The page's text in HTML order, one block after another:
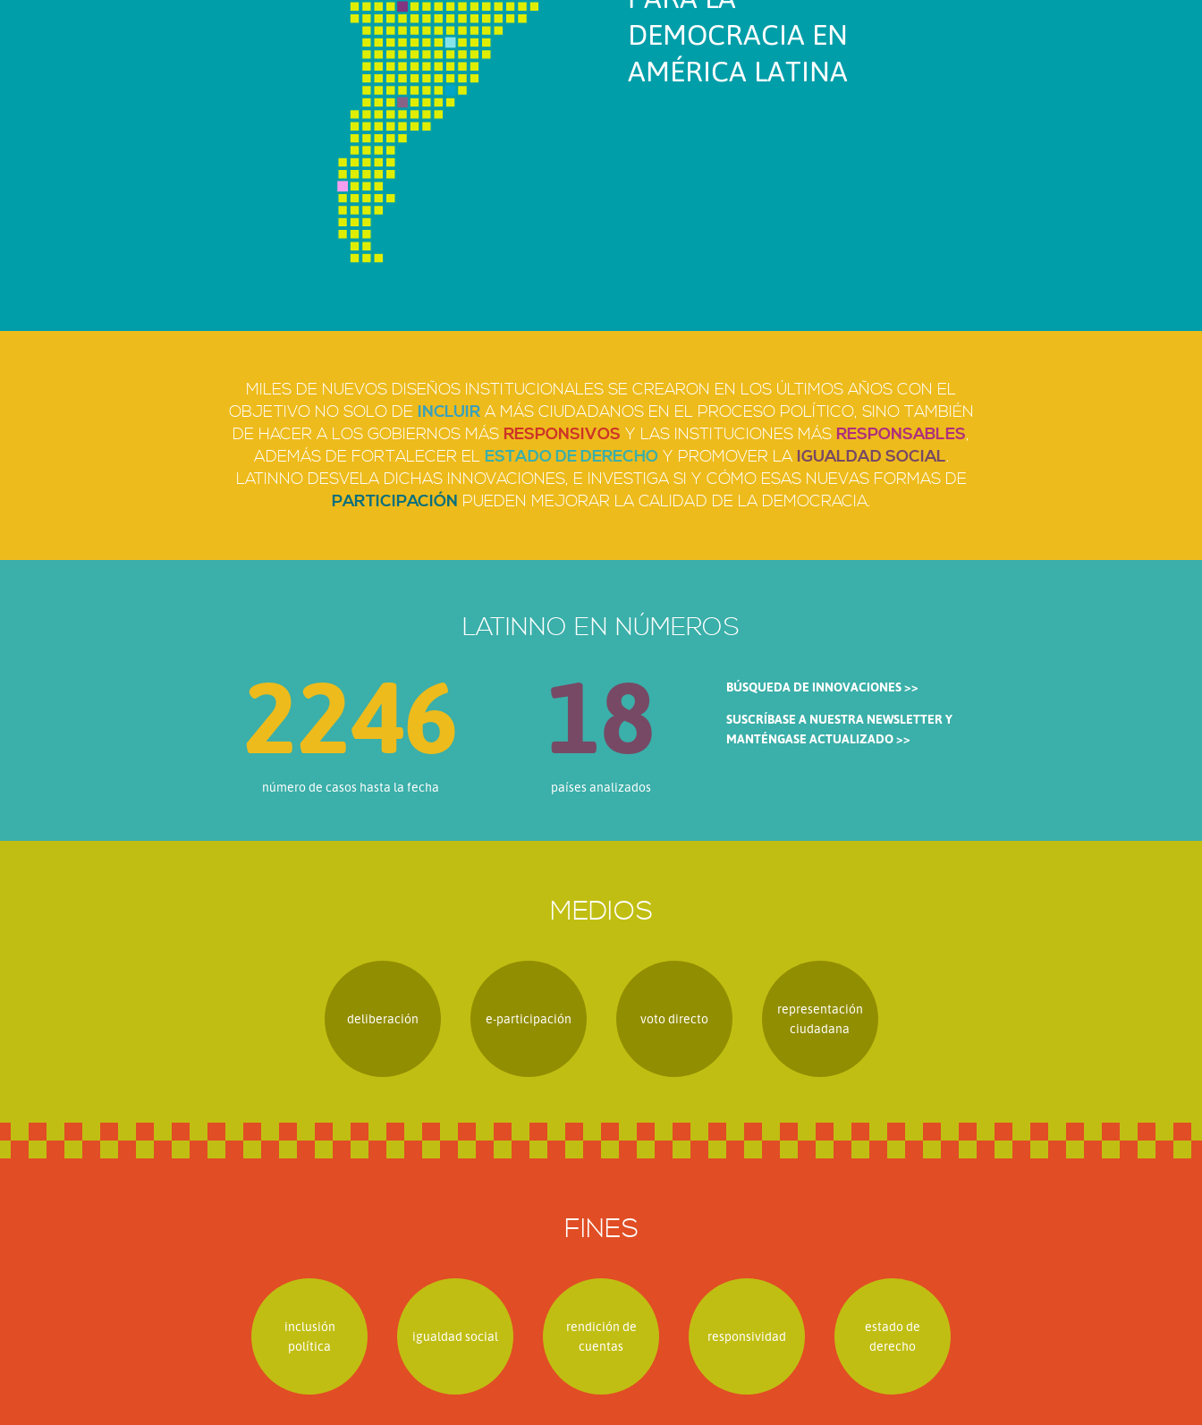
DEMOCRACIA EN
AMÉRICA LATINA
MILES DE NUEVOS DISEÑOS INSTITUCIONALES SE CREARON EN LOS ÚLTIMOS AÑOS CON EL
OBJETIVO NO SOLO DE INCLUIRA MÁS CIUDADANOS EN EL PROCESO POLÍTICO, SINO TAMBIÉN
DE HACER A LOS GOBIERNOS MÁS RESPONSIVOS Y LAS INSTITUCIONES MÁS RESPONSABLES,
ADEMÁS DE FORTALECER EL ESTADO DE DERECHOY PROMOVER LA IGUALDAD SOCIAL.
LATINNO DESVELA DICHAS INNOVACIONES, E INVESTIGA SI Y CÓMO ESAS NUEVAS FORMAS DE
PARTICIPACIÓN PUEDEN MEJORAR LA CALIDAD DE LA DEMOCRACIA.
LATINNO EN NÚMEROS
2995
número de casos hasta la fecha
18
países analizados
BÚSQUEDA DE INNOVACIONES >>
SUSCRÍBASE A NUESTRA NEWSLETTER Y
MANTÉNGASE ACTUALIZADO >>
MEDIOS
deliberación e-participación voto directo
representación
ciudadana
FINES
inclusión
política
igualdad social
rendición de
cuentas
responsividad
estado de
derecho